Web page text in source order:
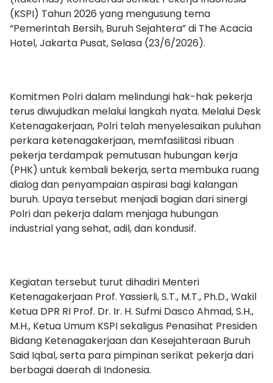
(KSPI) Tahun 2026 yang mengusung tema
“Pemerintah Bersih, Buruh Sejahtera” di The Acacia
Hotel, Jakarta Pusat, Selasa (23/6/2026).
Komitmen Polri dalam melindungi hak-hak pekerja
terus diwujudkan melalui langkah nyata. Melalui Desk
Ketenagakerjaan, Polri telah menyelesaikan puluhan
perkara ketenagakerjaan, memfasilitasi ribuan
pekerja terdampak pemutusan hubungan kerja
(PHK) untuk kembali bekerja, serta membuka ruang
dialog dan penyampaian aspirasi bagi kalangan
buruh. Upaya tersebut menjadi bagian dari sinergi
Polri dan pekerja dalam menjaga hubungan
industrial yang sehat, adil, dan kondusif.
Kegiatan tersebut turut dihadiri Menteri
Ketenagakerjaan Prof. Yassierli, S.T., M.T., Ph.D., Wakil
Ketua DPR RI Prof. Dr. Ir. H. Sufmi Dasco Ahmad, S.H.,
M.H., Ketua Umum KSPI sekaligus Penasihat Presiden
Bidang Ketenagakerjaan dan Kesejahteraan Buruh
Said Iqbal, serta para pimpinan serikat pekerja dari
berbagai daerah di Indonesia.